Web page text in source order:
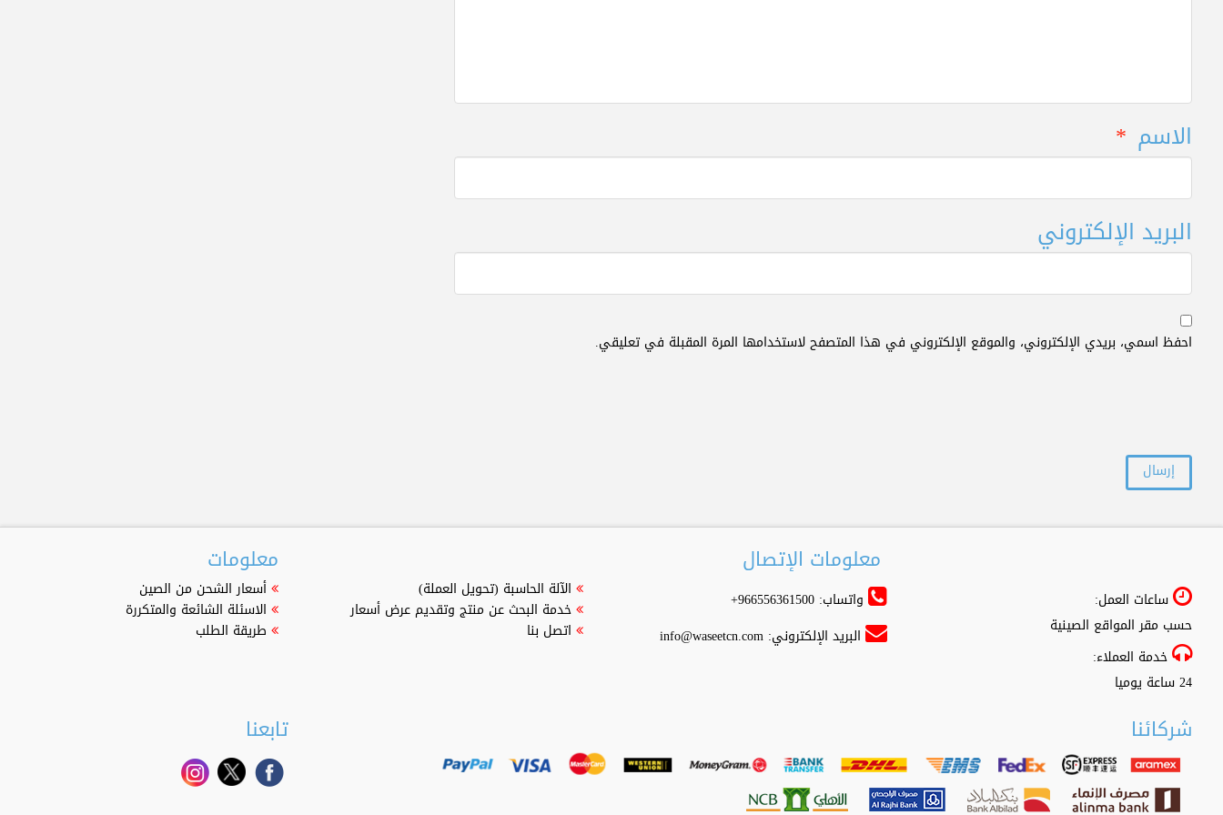
الاسم *
البريد الإلكتروني
احفظ اسمي، بريدي الإلكتروني، والموقع الإلكتروني في هذا المتصفح لاستخدامها المرة المقبلة في تعليقي.
معلومات
أسعار الشحن من الصين
الاسئلة الشائعة والمتكررة
طريقة الطلب
الآلة الحاسبة (تحويل العملة)
خدمة البحث عن منتج وتقديم عرض أسعار
اتصل بنا
معلومات الإتصال
واتساب: 966556361500+
البريد الإلكتروني: info@waseetcn.com
ساعات العمل:
حسب مقر المواقع الصينية
خدمة العملاء:
24 ساعة يوميا
تابعنا شركائنا